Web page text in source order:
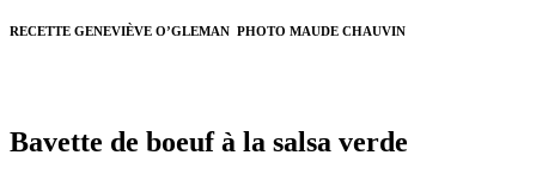
RECETTE GENEVIÈVE O’GLEMAN PHOTO MAUDE CHAUVIN
Bavette de boeuf à la salsa verde